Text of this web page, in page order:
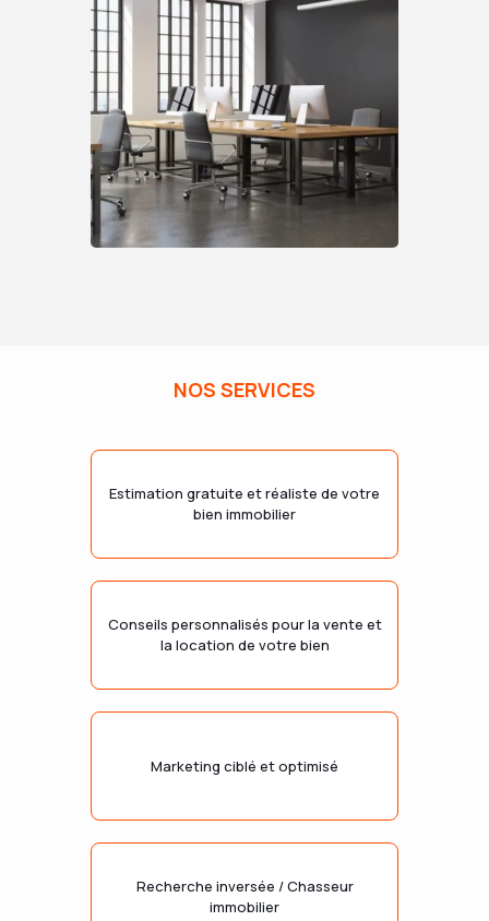
NOS SERVICES
Estimation gratuite et réaliste de votre
bien immobilier
Conseils personnalisés pour la vente et
la location de votre bien
Marketing ciblé et optimisé
Recherche inversée / Chasseur
immobilier